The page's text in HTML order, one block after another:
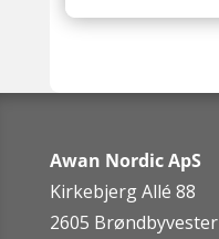
Awan Nordic ApS
Kirkebjerg Allé 88
2605 Brøndbyvester